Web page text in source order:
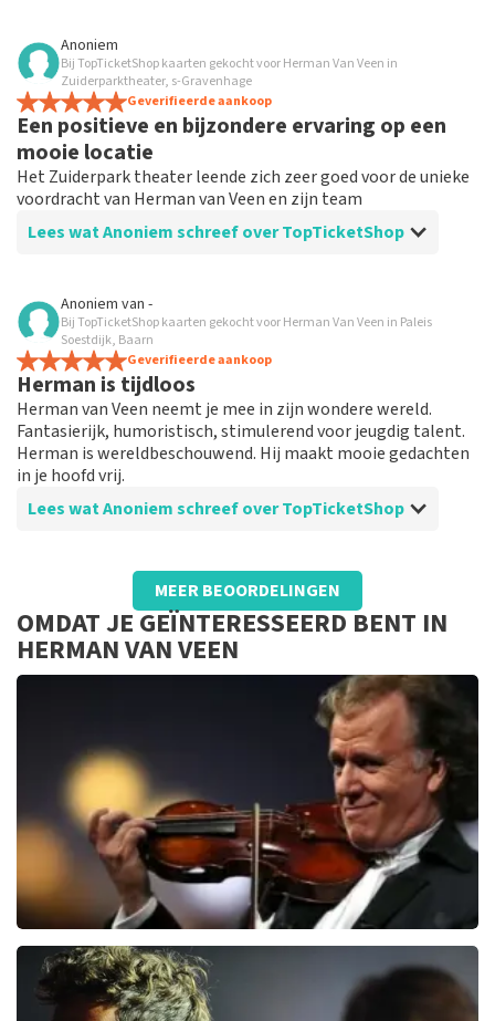
Beoordeling van Anoniem over
Goed
goed goed goed ,ja daarom doe ik hier nooit aan mee
dit was dan ook de laatste keer.
Anoniem
Bij TopTicketShop kaarten gekocht voor Herman Van Veen in
Zuiderparktheater, s-Gravenhage
Geverifieerde aankoop
Een positieve en bijzondere ervaring op een
mooie locatie
Het Zuiderpark theater leende zich zeer goed voor de unieke
voordracht van Herman van Veen en zijn team
Lees wat Anoniem schreef over TopTicketShop
Beoordeling van Anoniem over
Prima
Makkelijk te bestellen en geen gedoe met tickets.
Gewoon op je telefoon
Anoniem van -
Bij TopTicketShop kaarten gekocht voor Herman Van Veen in Paleis
Soestdijk, Baarn
Geverifieerde aankoop
Herman is tijdloos
Herman van Veen neemt je mee in zijn wondere wereld.
Fantasierijk, humoristisch, stimulerend voor jeugdig talent.
Herman is wereldbeschouwend. Hij maakt mooie gedachten
in je hoofd vrij.
Lees wat Anoniem schreef over TopTicketShop
Beoordeling van Anoniem overTopTicketShop
Herman van Veen tijdloos artiest
Service is prima, het kost wat, maar je hebt ook wat
MEER BEOORDELINGEN
OMDAT JE GEÏNTERESSEERD BENT IN
HERMAN VAN VEEN
Andre Rieu
5618+reviews